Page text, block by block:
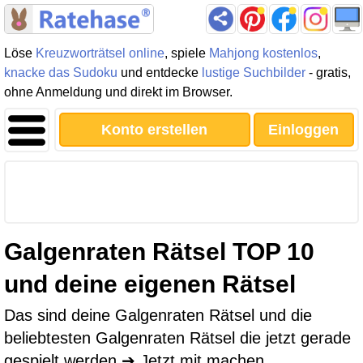
Löse Kreuzworträtsel online, spiele Mahjong kostenlos,
knacke das Sudoku und entdecke lustige Suchbilder - gratis,
ohne Anmeldung und direkt im Browser.
Konto erstellen Einloggen
Galgenraten Rätsel TOP 10
und deine eigenen Rätsel
Das sind deine Galgenraten Rätsel und die
beliebtesten Galgenraten Rätsel die jetzt gerade